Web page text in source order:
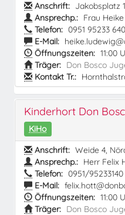
Anschrift: Jakobsplatz
Ansprechp.: Frau
Telefon: 0951 95233 640
E-Mail:
Öffnungszeiten: 11:00
Träger: Don Bosco
Kontakt Tr.:
Kinderhort Don
KiHo
Anschrift: Weide 4,
Ansprechp.: Herr Felix
Telefon: 0951/95233140
E-Mail:
Öffnungszeiten: 11:00
Träger: Don Bosco